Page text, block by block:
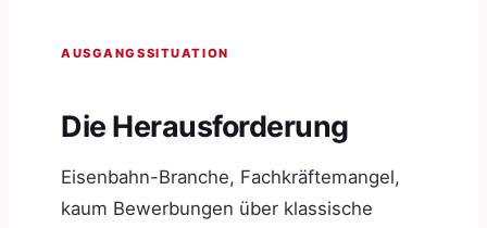
AUSGANGSSITUATION
Die Herausforderung
Eisenbahn-Branche, Fachkräftemangel,
kaum Bewerbungen über klassische